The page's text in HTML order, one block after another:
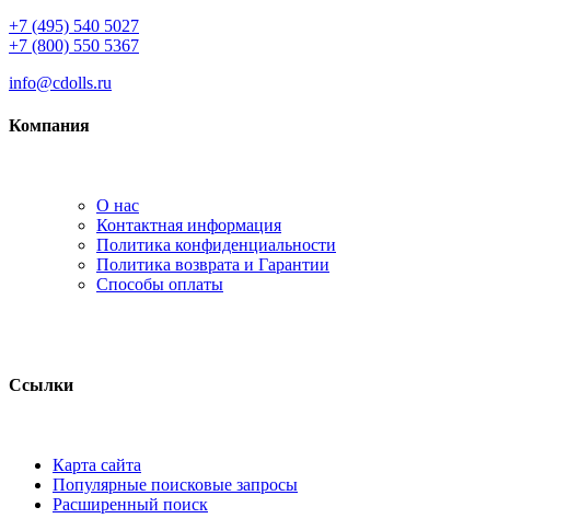
+7 (495) 540 5027
+7 (800) 550 5367
info@cdolls.ru
Компания
О нас
Контактная информация
Политика конфиденциальности
Политика возврата и Гарантии
Способы оплаты
Ссылки
Карта сайта
Популярные поисковые запросы
Расширенный поиск